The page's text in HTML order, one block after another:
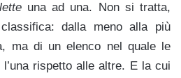
una ad una. Non si tratta,
dalla meno alla più
ma di un elenco nel quale le
rispetto alle altre. E la cui